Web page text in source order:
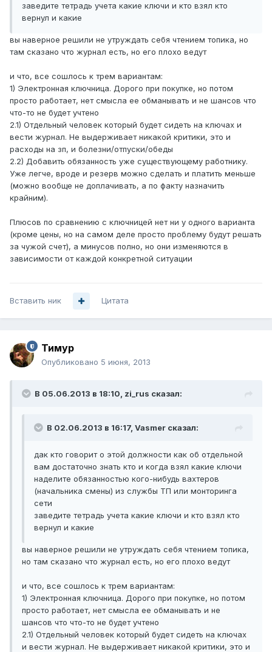
заведите тетрадь учета какие ключи и кто взял кто
вернул и какие
вы наверное решили не утруждать себя чтением топика, но
там сказано что журнал есть, но его плохо ведут
и что, все сошлось к трем вариантам:
1) Электронная ключница. Дорого при покупке, но потом
просто работает, нет смысла ее обманывать и не шансов что
что-то не будет учтено
2.1) Отдельный человек который будет сидеть на ключах и
вести журнал. Не выдерживает никакой критики, это и
расходы на зп, и болезни/отпуски/обеды
2.2) Добавить обязанность уже существующему работнику.
Уже легче, вроде и резерв можно сделать и платить меньше
(можно вообще не доплачивать, а по факту назначить
крайним).
Плюсов по сравнению с ключницей нет ни у одного варианта
(кроме цены, но на самом деле просто проблему будут решать
за чужой счет), а минусов полно, но они изменяются в
зависимости от каждой конкретной ситуации
Вставить ник Цитата
Тимур
Опубликовано 5 июня, 2013
В 05.06.2013 в 18:10, zi_rus сказал:
В 02.06.2013 в 16:17, Vasmer сказал:
дак кто говорит о этой должности как об отдельной
вам достаточно знать кто и когда взял какие ключи
наделите обязанностью кого-нибудь вахтеров
(начальника смены) из службы ТП или монторинга
сети
заведите тетрадь учета какие ключи и кто взял кто
вернул и какие
вы наверное решили не утруждать себя чтением топика,
но там сказано что журнал есть, но его плохо ведут
и что, все сошлось к трем вариантам:
1) Электронная ключница. Дорого при покупке, но потом
просто работает, нет смысла ее обманывать и не
шансов что что-то не будет учтено
2.1) Отдельный человек который будет сидеть на ключах
и вести журнал. Не выдерживает никакой критики, это и